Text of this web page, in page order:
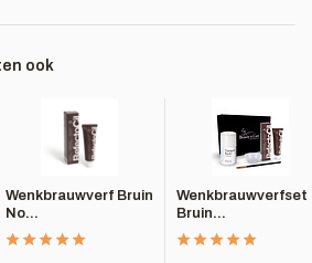
ook
Wenkbrauwverf Bruin
No...
Wenkbrauwverfset
Bruin...